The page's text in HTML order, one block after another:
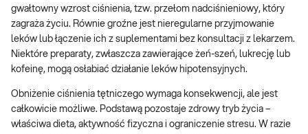
gwałtowny wzrost ciśnienia, tzw. przełom nadciśnieniowy, który
zagraża życiu. Równie groźne jest nieregularne przyjmowanie
leków lub łączenie ich z suplementami bez konsultacji z lekarzem.
Niektóre preparaty, zwłaszcza zawierające żeń-szeń, lukrecję lub
kofeinę, mogą osłabiać działanie leków hipotensyjnych.
Obniżenie ciśnienia tętniczego wymaga konsekwencji, ale jest
całkowicie możliwe. Podstawą pozostaje zdrowy tryb życia –
właściwa dieta, aktywność fizyczna i ograniczenie stresu. W razie